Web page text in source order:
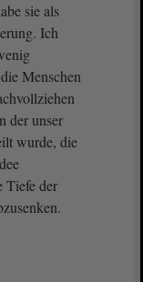
sie als
Ich
Menschen
der unser
wurde, die
Tiefe der